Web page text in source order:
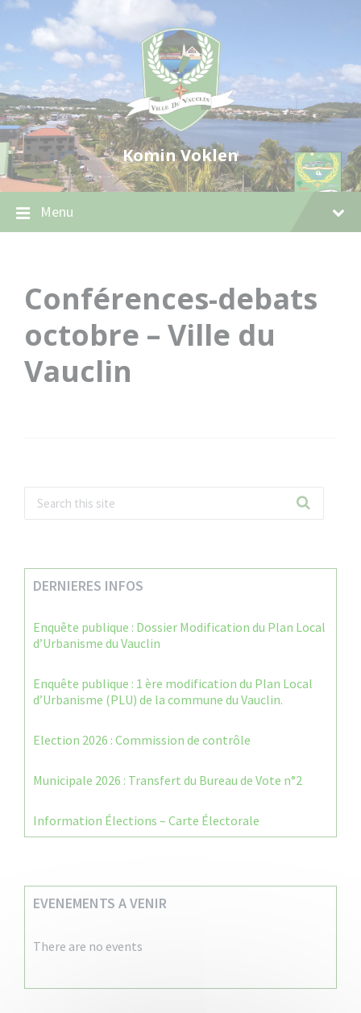
Skip
content
Skip
navigation
Skip
footer
Komin Voklen
Menu
Conférences-debats
octobre – Ville du
Vauclin
DERNIERES INFOS
Enquête publique : Dossier Modification du Plan Local
d’Urbanisme du Vauclin
Enquête publique : 1 ère modification du Plan Local
d’Urbanisme (PLU) de la commune du Vauclin.
Election 2026 : Commission de contrôle
Municipale 2026 : Transfert du Bureau de Vote n°2
Information Élections – Carte Électorale
EVENEMENTS A VENIR
There are no events